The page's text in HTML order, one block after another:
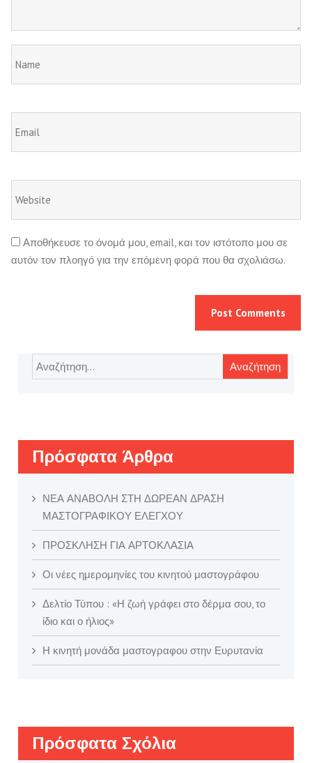
Αποθήκευσε το όνομά μου, email, και τον ιστότοπο μου σε
αυτόν τον πλοηγό για την επόμενη φορά που θα σχολιάσω.
Αναζήτηση
για:
Πρόσφατα Άρθρα
ΝΕΑ ΑΝΑΒΟΛΗ ΣΤΗ ΔΩΡΕΑΝ ΔΡΑΣΗ
ΜΑΣΤΟΓΡΑΦΙΚΟΥ ΕΛΕΓΧΟΥ
ΠΡΟΣΚΛΗΣΗ ΓΙΑ ΑΡΤΟΚΛΑΣΙΑ
Οι νέες ημερομηνίες του κινητού μαστογράφου
Δελτίο Τύπου : «Η ζωή γράφει στο δέρμα σου, το
ίδιο και ο ήλιος»
Η κινητή μονάδα μαστογραφου στην Ευρυτανία
Πρόσφατα Σχόλια